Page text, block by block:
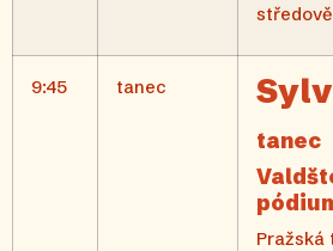
9:45 tanec
tanec
Pražská